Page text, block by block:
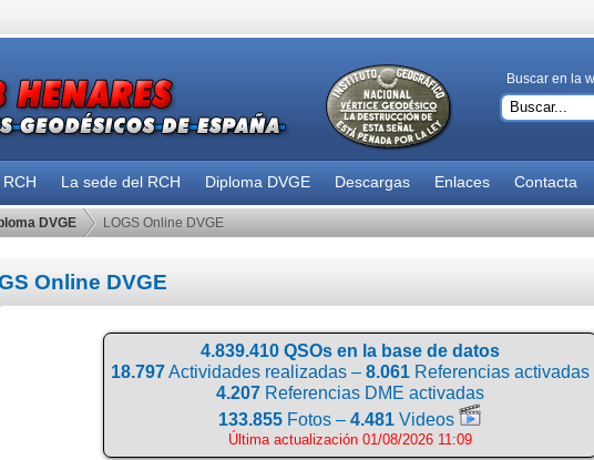
Buscar en la
La sede del RCH Diploma DVGE Descargas Enlaces Contacta
DVGE LOGS Online DVGE
Online DVGE
4.839.410 QSOs en la base de datos
18.797Actividades realizadas – 8.061Referencias activadas
4.207Referencias DME activadas
133.855 Fotos – 4.481 Videos
Última actualización 01/08/2026 11:09